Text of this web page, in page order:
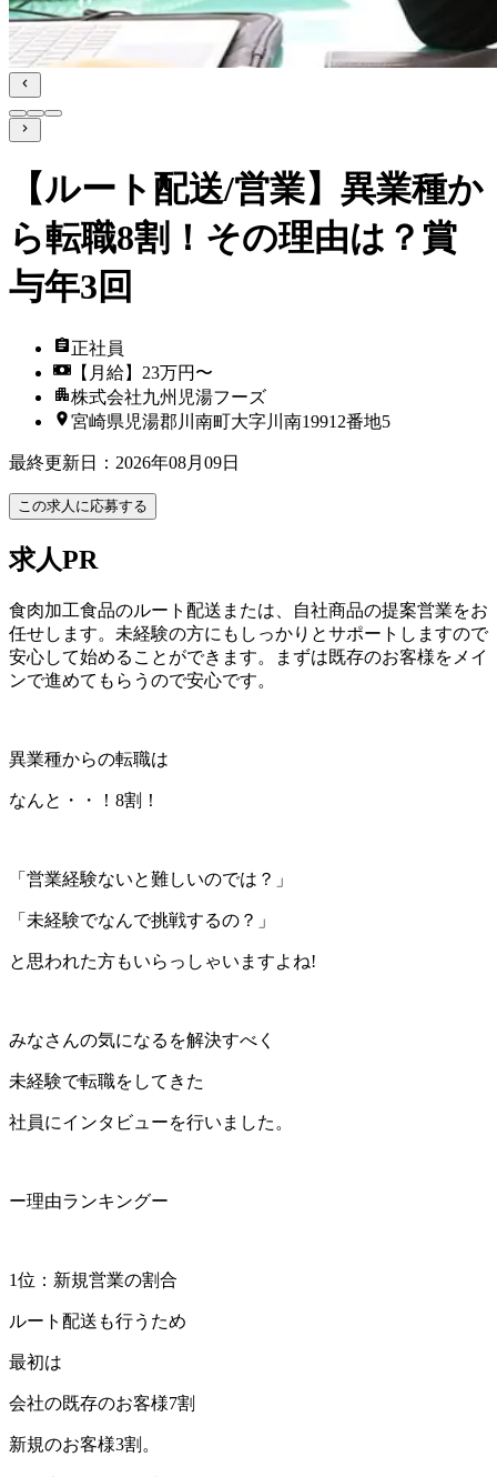
【ルート配送/営業】異業種か
ら転職8割！その理由は？賞
与年3回
正社員
【月給】23万円〜
株式会社九州児湯フーズ
宮崎県児湯郡川南町大字川南19912番地5
最終更新日 ： 2026年08月09日
この求人に応募する
求人PR
食肉加工食品のルート配送または、自社商品の提案営業をお
任せします。未経験の方にもしっかりとサポートしますので
安心して始めることができます。まずは既存のお客様をメイ
ンで進めてもらうので安心です。
異業種からの転職は
なんと・・！8割！
「営業経験ないと難しいのでは？」
「未経験でなんで挑戦するの？」
と思われた方もいらっしゃいますよね!
みなさんの気になるを解決すべく
未経験で転職をしてきた
社員にインタビューを行いました。
ー理由ランキングー
1位：新規営業の割合
ルート配送も行うため
最初は
会社の既存のお客様7割
新規のお客様3割。